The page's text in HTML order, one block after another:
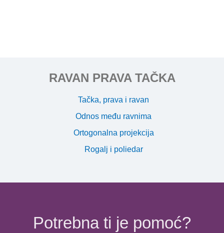
RAVAN PRAVA TAČKA
Tačka, prava i ravan
Odnos među ravnima
Ortogonalna projekcija
Rogalj i poliedar
Potrebna ti je pomoć?